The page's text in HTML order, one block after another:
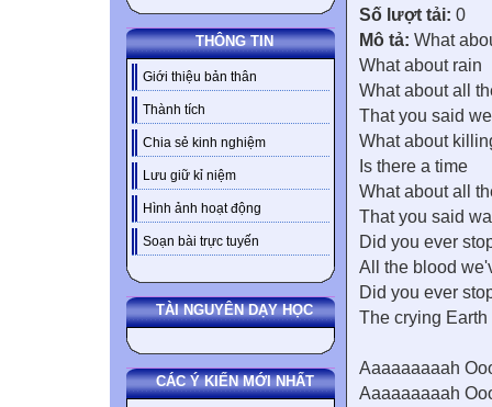
THÔNG TIN
Giới thiệu bản thân
Thành tích
Chia sẻ kinh nghiệm
Lưu giữ kỉ niệm
Hình ảnh hoạt động
Soạn bài trực tuyến
TÀI NGUYÊN DẠY HỌC
CÁC Ý KIẾN MỚI NHẤT
Số lượt tải: 0
Mô tả: What
What about rain
What about all
That you said
What about
Is there a time
What about all
That you said
Did you ever
All the blood
Did you ever
The crying
Aaaaaaaaah
Aaaaaaaaah